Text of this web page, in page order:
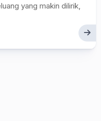
yang makin dilirik,